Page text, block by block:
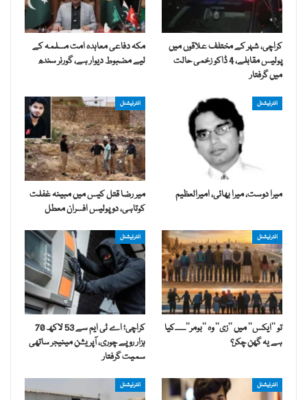
کراچی، شہر کے مختلف علاقوں میں
پولیس مقابلے، 4 ڈاکو زخمی حالت
میں گرفتار
مکہ دفاعی معاہدہ امت مسلمہ کے
لیے مضبوط دیوار ہے، گورنر سندھ
انٹرنیشنل
میرا دوست، میرا بھائی، امیرالعظیم
انٹرنیشنل
میر رضا قتل کیس میں مبینہ غفلت
کوتاہی، دو پولیس افسران معطل
انٹرنیشنل
تو ’’ایکس‘‘ میں ’’زی‘‘ وہ ’’بومر‘‘۔۔۔۔کیا
ہے یہ گھن چکر؟
انٹرنیشنل
کراچی؛ اے ٹی ایم سے 53 لاکھ 70
ہزار روپے چوری، آپریشن مینیجر ساتھی
سمیت گرفتار
انٹرنیشنل انٹرنیشنل